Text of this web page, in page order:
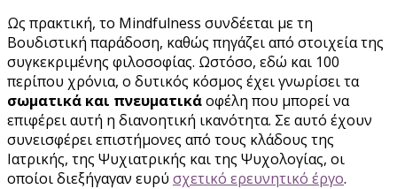
Ως πρακτική, το Mindfulness συνδέεται με τη
Βουδιστική παράδοση, καθώς πηγάζει από στοιχεία της
συγκεκριμένης φιλοσοφίας. Ωστόσο, εδώ και 100
περίπου χρόνια, ο δυτικός κόσμος έχει γνωρίσει τα
σωματικά και πνευματικάοφέλη που μπορεί να
επιφέρει αυτή η διανοητική ικανότητα. Σε αυτό έχουν
συνεισφέρει επιστήμονες από τους κλάδους της
Ιατρικής, της Ψυχιατρικής και της Ψυχολογίας, οι
οποίοι διεξήγαγαν ευρύ σχετικό ερευνητικό έργο.